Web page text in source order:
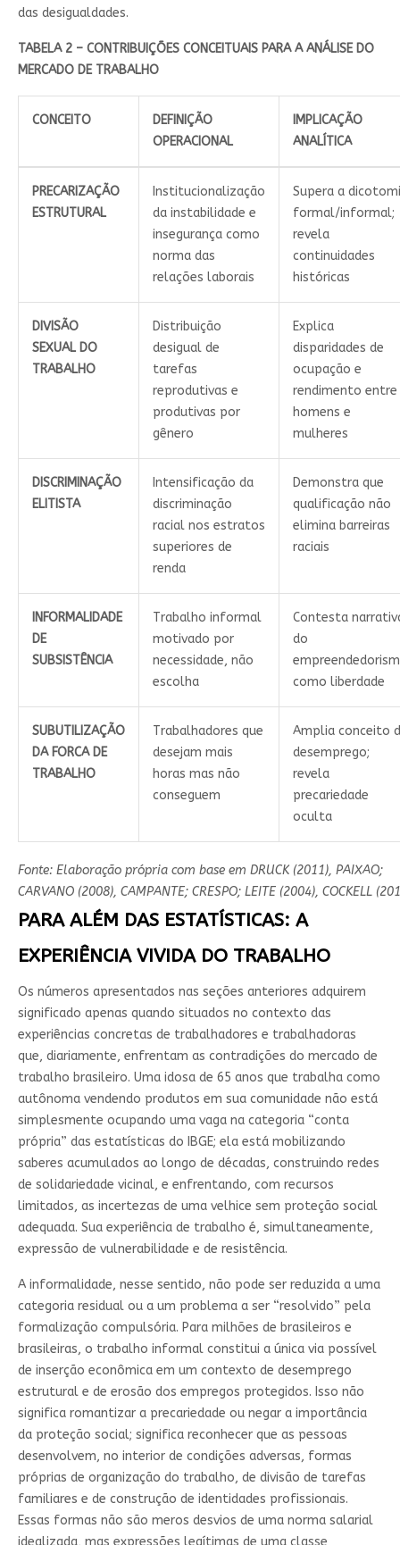
das desigualdades.
TABELA 2 – CONTRIBUIÇÕES CONCEITUAIS PARA A ANÁLISE DO
MERCADO DE TRABALHO
CONCEITO
DEFINIÇÃO
OPERACIONAL
IMPLICAÇÃO
ANALÍTICA
PRECARIZAÇÃO
ESTRUTURAL
Institucionalização
da instabilidade e
insegurança como
norma das
relações laborais
Supera a
formal/informal;
revela
continuidades
históricas
DIVISÃO
SEXUAL DO
TRABALHO
Distribuição
desigual de
tarefas
reprodutivas e
produtivas por
gênero
Explica
disparidades de
ocupação e
rendimento entre
homens e
mulheres
DISCRIMINAÇÃO
ELITISTA
Intensificação da
discriminação
racial nos estratos
superiores de
renda
Demonstra que
qualificação não
elimina barreiras
raciais
INFORMALIDADE
DE
SUBSISTÊNCIA
Trabalho informal
motivado por
necessidade, não
escolha
Contesta
do
como liberdade
SUBUTILIZAÇÃO
DA FORCA DE
TRABALHO
Trabalhadores que
desejam mais
horas mas não
conseguem
Amplia conceito
desemprego;
revela
precariedade
oculta
Fonte: Elaboração própria com base em DRUCK (2011), PAIXAO;
CARVANO (2008), CAMPANTE; CRESPO; LEITE (2004), COCKELL
PARA ALÉM DAS ESTATÍSTICAS: A
EXPERIÊNCIA VIVIDA DO TRABALHO
Os números apresentados nas seções anteriores adquirem
significado apenas quando situados no contexto das
experiências concretas de trabalhadores e trabalhadoras
que, diariamente, enfrentam as contradições do mercado de
trabalho brasileiro. Uma idosa de 65 anos que trabalha como
autônoma vendendo produtos em sua comunidade não está
simplesmente ocupando uma vaga na categoria “conta
própria” das estatísticas do IBGE; ela está mobilizando
saberes acumulados ao longo de décadas, construindo redes
de solidariedade vicinal, e enfrentando, com recursos
limitados, as incertezas de uma velhice sem proteção social
adequada. Sua experiência de trabalho é, simultaneamente,
expressão de vulnerabilidade e de resistência.
A informalidade, nesse sentido, não pode ser reduzida a uma
categoria residual ou a um problema a ser “resolvido” pela
formalização compulsória. Para milhões de brasileiros e
brasileiras, o trabalho informal constitui a única via possível
de inserção econômica em um contexto de desemprego
estrutural e de erosão dos empregos protegidos. Isso não
significa romantizar a precariedade ou negar a importância
da proteção social; significa reconhecer que as pessoas
desenvolvem, no interior de condições adversas, formas
próprias de organização do trabalho, de divisão de tarefas
familiares e de construção de identidades profissionais.
Essas formas não são meros desvios de uma norma salarial
idealizada, mas expressões legítimas de uma classe